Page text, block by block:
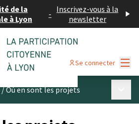
de la
à Lyon
- Inscrivez-vous à la
newsletter
Se connecter
/Où en sont les projets